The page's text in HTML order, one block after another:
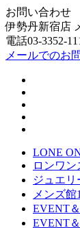
お問い合わせ
伊勢丹新宿店
電話03-3352-
メールでのお
LONE
ロンワン
ジュエリ
メンズ館
EVENT＆
EVENT＆